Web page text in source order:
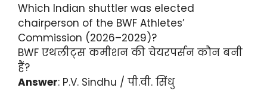
Which Indian shuttler was elected
chairperson of the BWF Athletes’
Commission (2026–2029)?
BWF एथलीट्स कमीशन की चेयरपर्सन कौन बनी
हैं?
Answer: P.V. Sindhu / पी.वी. सिंधु